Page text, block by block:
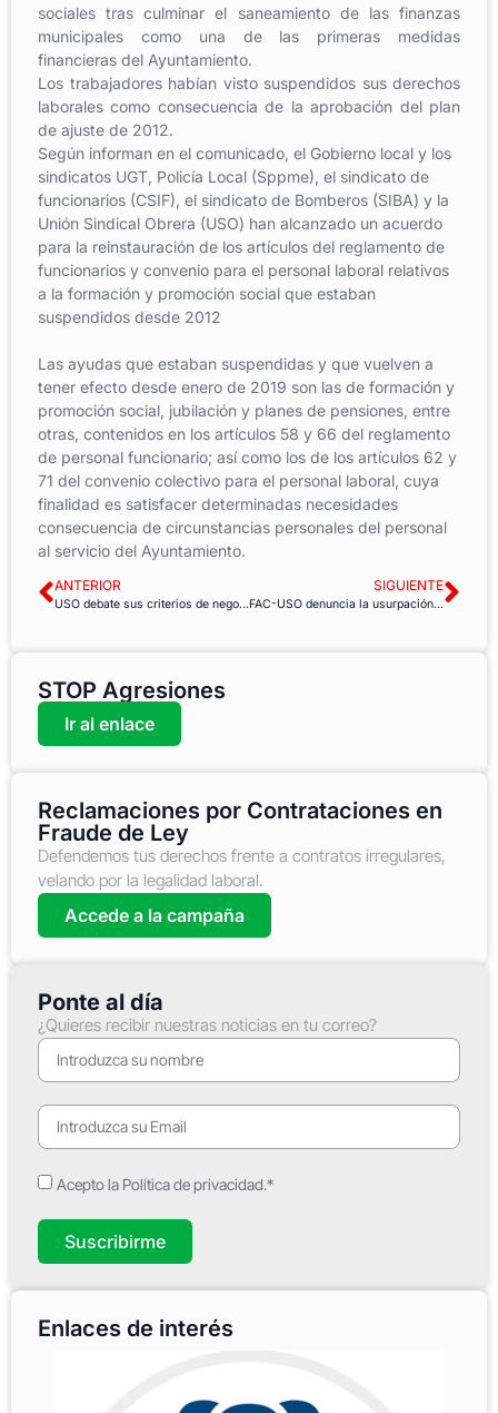
sociales tras culminar el saneamiento de las finanzas
municipales como una de las primeras medidas
financieras del Ayuntamiento.
Los trabajadores habían visto suspendidos sus derechos
laborales como consecuencia de la aprobación del plan
de ajuste de 2012.
Según informan en el comunicado, el Gobierno local y los
sindicatos UGT, Policía Local (Sppme), el sindicato de
funcionarios (CSIF), el sindicato de Bomberos (SIBA) y la
Unión Sindical Obrera (USO) han alcanzado un acuerdo
para la reinstauración de los artículos del reglamento de
funcionarios y convenio para el personal laboral relativos
a la formación y promoción social que estaban
suspendidos desde 2012
Las ayudas que estaban suspendidas y que vuelven a
tener efecto desde enero de 2019 son las de formación y
promoción social, jubilación y planes de pensiones, entre
otras, contenidos en los artículos 58 y 66 del reglamento
de personal funcionario; así como los de los artículos 62 y
71 del convenio colectivo para el personal laboral, cuya
finalidad es satisfacer determinadas necesidades
consecuencia de circunstancias personales del personal
al servicio del Ayuntamiento.
ANTERIOR
USO debate sus criterios de negociación confederales para 2019
SIGUIENTE
FAC-USO denuncia la usurpación de funciones de funcionarios por el GEACAM
STOP Agresiones
Ir al enlace
Reclamaciones por Contrataciones en
Fraude de Ley
Defendemos tus derechos frente a contratos irregulares,
velando por la legalidad laboral.
Accede a la campaña
Ponte al día
¿Quieres recibir nuestras noticias en tu correo?
Acepto la Política de privacidad.*
Suscribirme
Enlaces de interés